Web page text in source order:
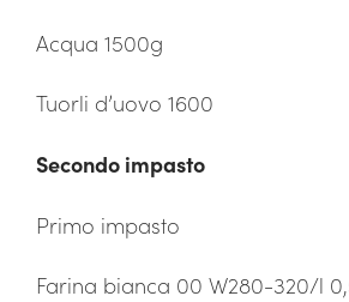
Acqua 1500g
Tuorli d’uovo 1600
Secondo impasto
Primo impasto
Farina bianca 00 W280-320/l